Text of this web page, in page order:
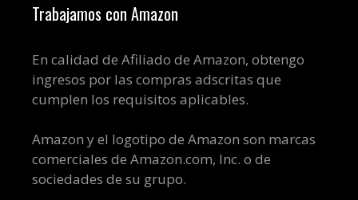
Trabajamos con Amazon
En calidad de Afiliado de Amazon, obtengo
ingresos por las compras adscritas que
cumplen los requisitos aplicables.
Amazon y el logotipo de Amazon son marcas
comerciales de Amazon.com, Inc. o de
sociedades de su grupo.